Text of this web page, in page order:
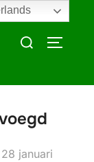
Zoek
Geplaatst
28 januari